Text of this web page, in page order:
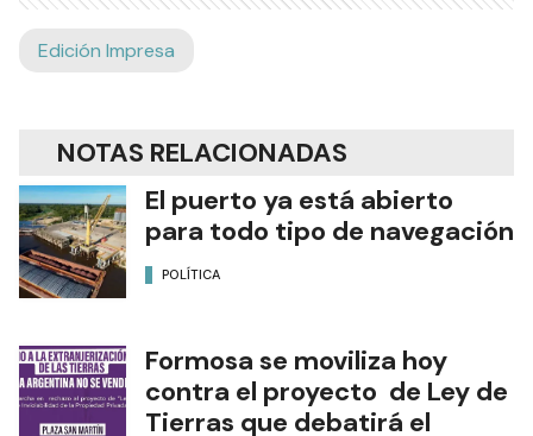
Edición Impresa
NOTAS RELACIONADAS
El puerto ya está abierto
para todo tipo de navegación
POLÍTICA
Formosa se moviliza hoy
contra el proyecto de Ley de
Tierras que debatirá el